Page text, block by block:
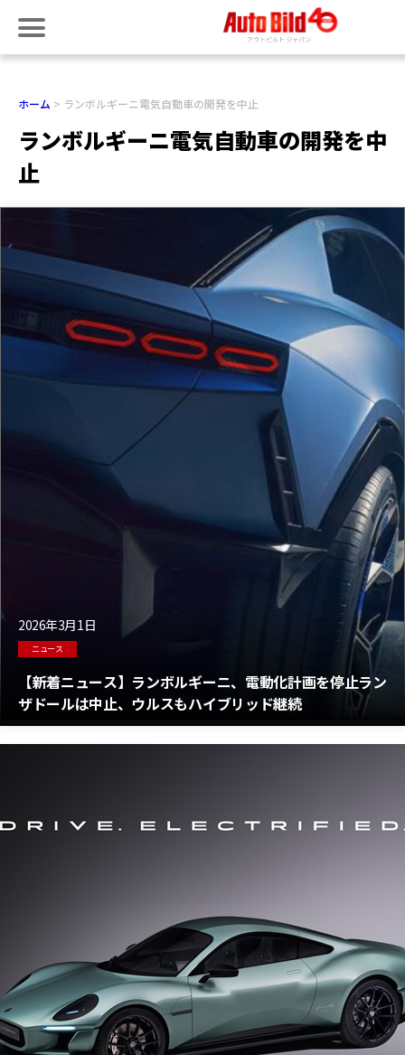
ホーム ランボルギーニ電気自動車の開発を中止
ランボルギーニ電気自動車の開発を中
止
2026年3月1日
ニュース
【新着ニュース】ランボルギーニ、電動化計画を停止ラン
ザドールは中止、ウルスもハイブリッド継続